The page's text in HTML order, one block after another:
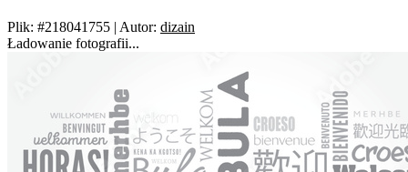
Plik: #218041755 | Autor: dizain
Ładowanie fotografii...